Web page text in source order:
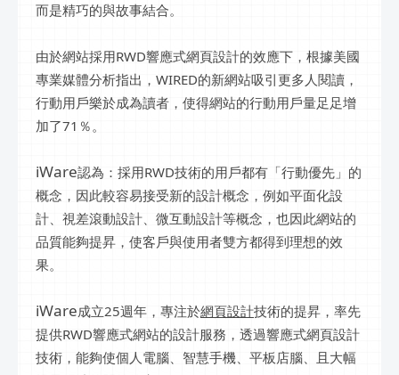
而是精巧的與故事結合。
由於網站採用RWD響應式網頁設計的效應下，根據美國
專業媒體分析指出，WIRED的新網站吸引更多人閱讀，
行動用戶樂於成為讀者，使得網站的行動用戶量足足增
加了71％。
iWare認為：採用RWD技術的用戶都有「行動優先」的
概念，因此較容易接受新的設計概念，例如平面化設
計、視差滾動設計、微互動設計等概念，也因此網站的
品質能夠提昇，使客戶與使用者雙方都得到理想的效
果。
iWare成立25週年，專注於網頁設計技術的提昇，率先
提供RWD響應式網站的設計服務，透過響應式網頁設計
技術，能夠使個人電腦、智慧手機、平板店腦、且大幅